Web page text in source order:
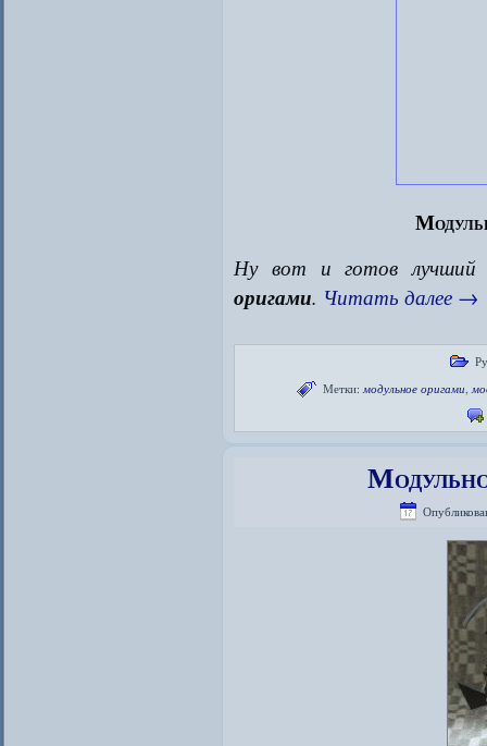
Ну вот и готов
оригами. Читать далее →
Метки: модульное оригами,